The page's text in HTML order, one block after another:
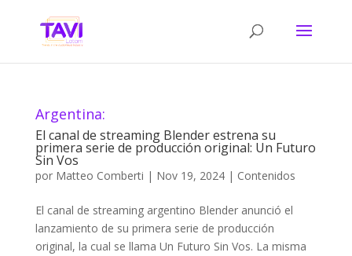
Argentina:
El canal de streaming Blender estrena su
primera serie de producción original: Un Futuro
Sin Vos
por Matteo Comberti | Nov 19, 2024| Contenidos
El canal de streaming argentino Blender anunció el
lanzamiento de su primera serie de producción
original, la cual se llama Un Futuro Sin Vos. La misma